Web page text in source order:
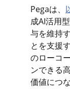
Pegaは、
成AI活用
与を維持
とを支援
のローコ
ンできる
価値につ